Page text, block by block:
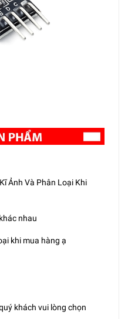
Ảnh Và Phân Loại Khi
nhau
khi mua hàng ạ
khách vui lòng chọn